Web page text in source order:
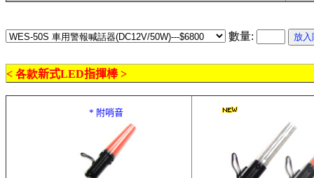
數量:
< 各款新式LED指揮棒>
* 附哨音